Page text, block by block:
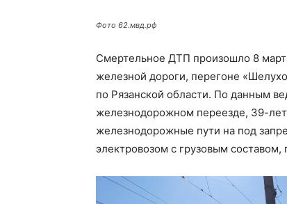
Фото 62.мвд.рф
Смертельное ДТП произошло 8
железной дороги, перегоне
по Рязанской области. По данным
железнодорожном переезде, 39-
железнодорожные пути на под
электровозом с грузовым